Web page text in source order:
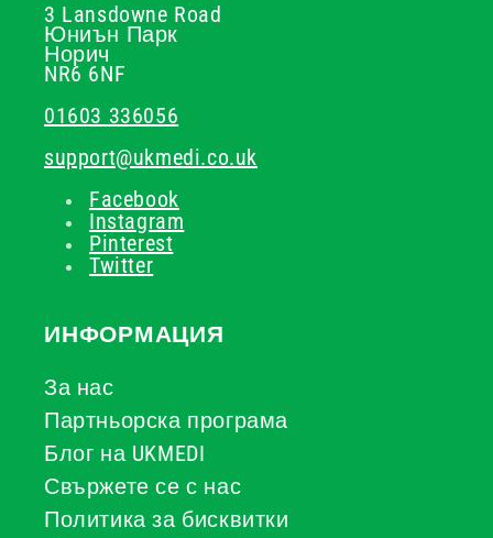
3 Lansdowne Road
Юниън Парк
Норич
NR6 6NF
01603 336056
support@ukmedi.co.uk
Facebook
Instagram
Pinterest
Twitter
ИНФОРМАЦИЯ
За нас
Партньорска програма
Блог на UKMEDI
Свържете се с нас
Политика за бисквитки